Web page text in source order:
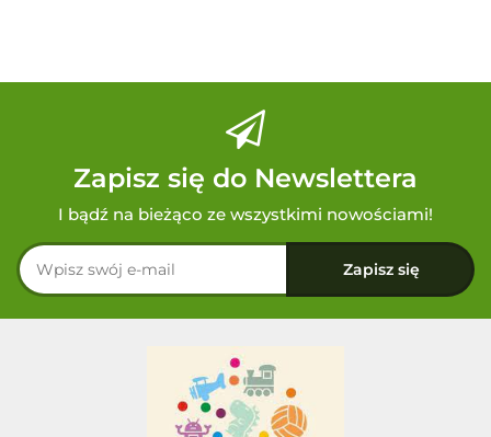
Zapisz się do Newslettera
I bądź na bieżąco ze wszystkimi nowościami!